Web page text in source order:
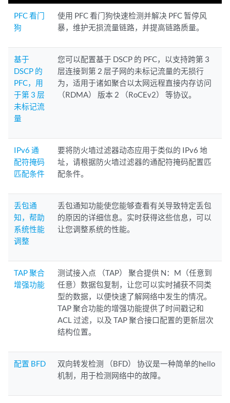
PFC 看门
狗
使用 PFC 看门狗快速检测并解决 PFC 暂停风
暴，维护无损流量链路，并提高链路质量。
基于
DSCP 的
PFC，用
于第 3 层
未标记流
量
您可以配置基于 DSCP 的 PFC，以支持跨第 3
层连接到第 2 层子网的未标记流量的无损行
为，适用于诸如聚合以太网远程直接内存访问
（RDMA） 版本 2 （RoCEv2） 等协议。
IPv6 通
配符掩码
匹配条件
要将防火墙过滤器动态应用于类似的 IPv6 地
址，请根据防火墙过滤器的通配符掩码配置匹
配条件。
丢包通
知，帮助
系统性能
调整
丢包通知功能使您能够查看有关导致特定丢包
的原因的详细信息。实时获得这些信息，可以
让您调整系统的性能。
TAP 聚合
增强功能
测试接入点 （TAP） 聚合提供 N：M（任意到
任意）数据包复制，让您可以实时捕获不同类
型的数据，以便快速了解网络中发生的情况。
TAP 聚合功能的增强功能提供了时间戳记和
ACL 过滤，以及 TAP 聚合接口配置的更新层次
结构位置。
配置 BFD
双向转发检测 （BFD） 协议是一种简单的hello
机制，用于检测网络中的故障。